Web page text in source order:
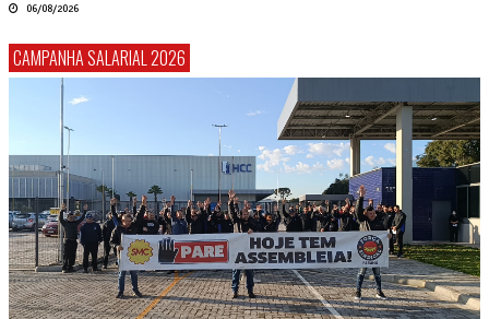
06/08/2026
CAMPANHA SALARIAL 2026